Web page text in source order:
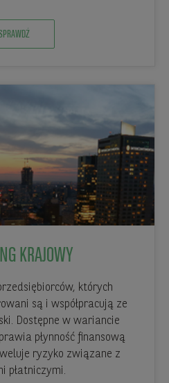
KRAJOWY
których
są i współpracują ze
Dostępne w wariancie
płynność finansową
ryzyko związane z
płatniczymi.